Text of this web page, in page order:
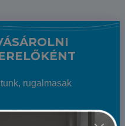
rugalmasak